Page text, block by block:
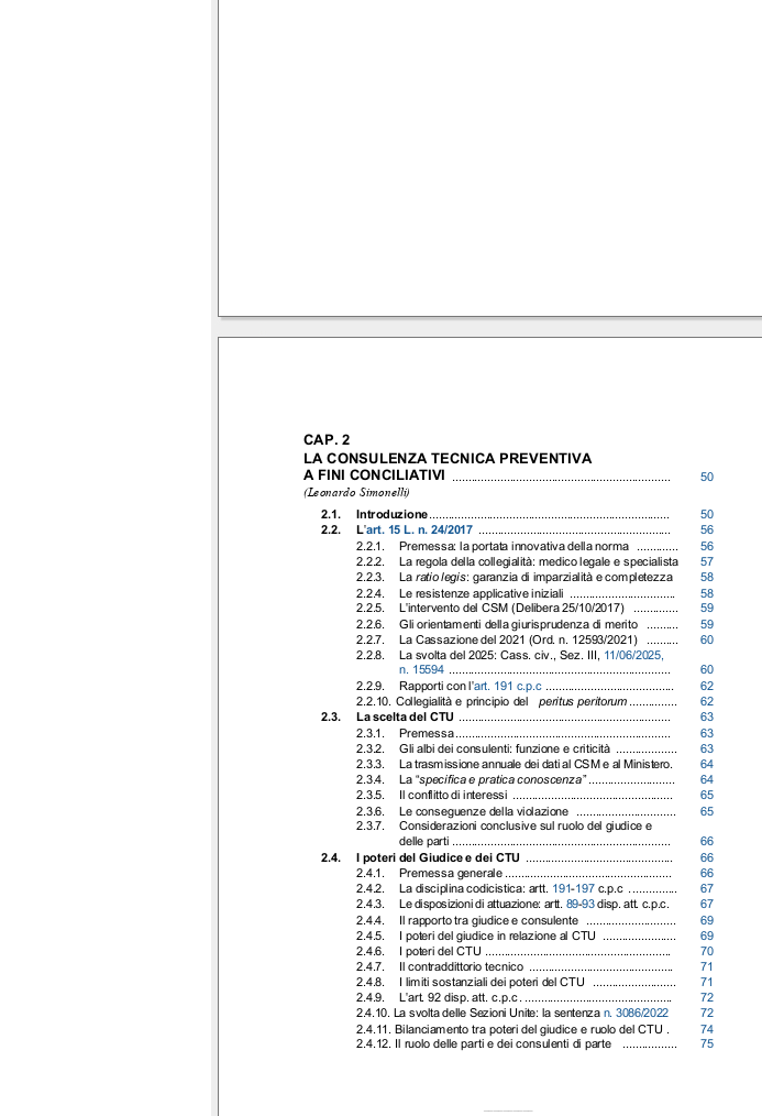
CAP. 2
LA CONSULENZA TECNICA PREVENTIVA
A FINI CONCILIATIVI
....................................................................
50
(Leonardo Simonelli)
2.1.
Introduzione ...........................................................................
50
2.2.
L'art. 15 L. n. 24/2017 ............................................................
56
2.2.1.
Premessa: la portata innovativa della norma .............
56
2.2.2.
La regola della collegialità: medico legale e specialista
57
2.2.3.
La ratio legis: garanzia di imparzialità e completezza
58
2.2.4.
Le resistenze applicative iniziali .................................
58
2.2.5.
L'intervento del CSM (Delibera 25/10/2017) ..............
59
2.2.6.
Gli orientamenti della giurisprudenza di merito ..........
59
2.2.7.
La Cassazione del 2021 (Ord. n. 12593/2021) ..........
60
2.2.8.
La svolta del 2025: Cass. civ., Sez. III, 11/06/2025,
n. 15594 .....................................................................
60
2.2.9.
Rapporti con l'art. 191 c.p.c ........................................
62
2.2.10. Collegialità e principio del
peritus peritorum ...............
62
2.3.
La scelta del CTU ..................................................................
63
2.3.1.
Premessa ...................................................................
63
2.3.2.
Gli albi dei consulenti: funzione e criticità ...................
63
2.3.3.
La trasmissione annuale dei dati al CSM e al Ministero.
64
2.3.4.
La “specifica e pratica conoscenza”...........................
64
2.3.5.
Il conflitto di interessi ..................................................
65
2.3.6.
Le conseguenze della violazione ...............................
65
2.3.7.
Considerazioni conclusive sul ruolo del giudice e
delle parti ....................................................................
66
2.4.
I poteri del Giudice e dei CTU ..............................................
66
2.4.1.
Premessa generale ....................................................
66
2.4.2.
La disciplina codicistica: artt. 191-197c.p.c . ..............
67
2.4.3.
Le disposizioni di attuazione: artt. 89-93disp. att. c.p.c.
67
2.4.4.
Il rapporto tra giudice e consulente ............................
69
2.4.5.
I poteri del giudice in relazione al CTU .......................
69
2.4.6.
I poteri del CTU ..........................................................
70
2.4.7.
Il contraddittorio tecnico .............................................
71
2.4.8.
I limiti sostanziali dei poteri del CTU ..........................
71
2.4.9.
L'art. 92 disp. att. c.p.c . ..............................................
72
2.4.10. La svolta delle Sezioni Unite: la sentenza n. 3086/2022
72
2.4.11. Bilanciamento tra poteri del giudice e ruolo del CTU .
74
2.4.12. Il ruolo delle parti e dei consulenti di parte
................. 75